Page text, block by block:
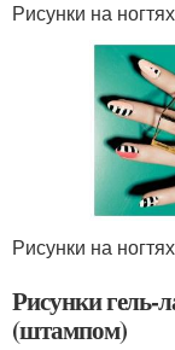
Рисунки на
Рисунки на
Рисунки гель-
(штампом)